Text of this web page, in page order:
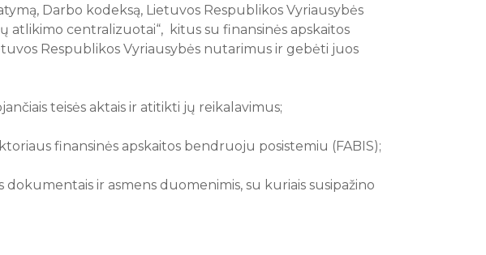
Darbo kodeksą, Lietuvos Respublikos Vyriausybės
centralizuotai“, kitus su finansinės apskaitos
Respublikos Vyriausybės nutarimus ir gebėti juos
teisės aktais ir atitikti jų reikalavimus;
finansinės apskaitos bendruoju posistemiu (FABIS);
ir asmens duomenimis, su kuriais susipažino